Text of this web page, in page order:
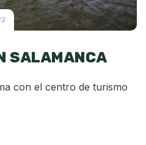
SALAMANCA
con el centro de turismo